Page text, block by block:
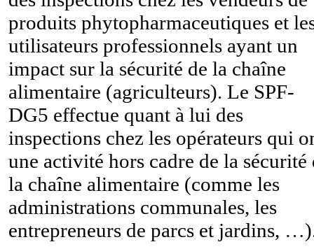
produits phytopharmaceutiques et
utilisateurs professionnels ayant un
impact sur la sécurité de la chaîne
alimentaire (agriculteurs). Le SPF-
DG5 effectue quant à lui des
inspections chez les opérateurs qui
une activité hors cadre de la sécurité
la chaîne alimentaire (comme les
administrations communales, les
entrepreneurs de parcs et jardins,